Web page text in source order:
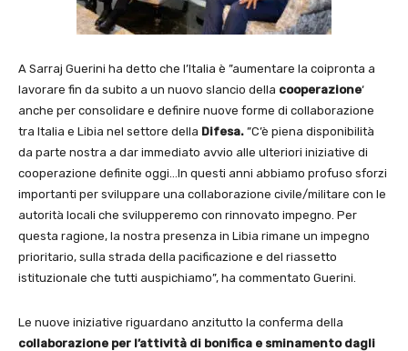
A Sarraj Guerini ha detto che l’Italia è ”aumentare la coipronta a
lavorare fin da subito a un nuovo slancio della cooperazione‘
anche per consolidare e definire nuove forme di collaborazione
tra Italia e Libia nel settore della Difesa. ”C’è piena disponibilità
da parte nostra a dar immediato avvio alle ulteriori iniziative di
cooperazione definite oggi…In questi anni abbiamo profuso sforzi
importanti per sviluppare una collaborazione civile/militare con le
autorità locali che svilupperemo con rinnovato impegno. Per
questa ragione, la nostra presenza in Libia rimane un impegno
prioritario, sulla strada della pacificazione e del riassetto
istituzionale che tutti auspichiamo”, ha commentato Guerini.
Le nuove iniziative riguardano anzitutto la conferma della
collaborazione per l’attività di bonifica e sminamento dagli